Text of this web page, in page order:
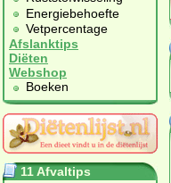
Energiebehoefte
Vetpercentage
Afslanktips
Diëten
Webshop
Boeken
11 Afvaltips